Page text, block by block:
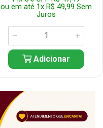
ou em até 1x R$ 49,99 Sem
Juros
Adicionar